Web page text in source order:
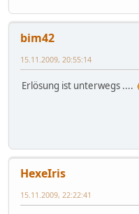
bim42
15.11.2009, 20:55:14
Erlösung ist unterwegs ....
HexeIris
15.11.2009, 22:22:41